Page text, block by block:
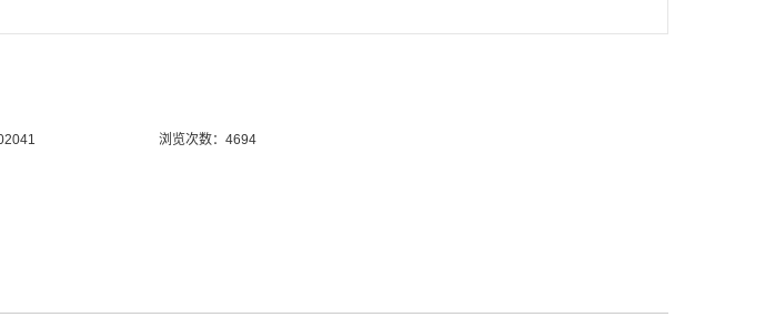
浏览次数：4694